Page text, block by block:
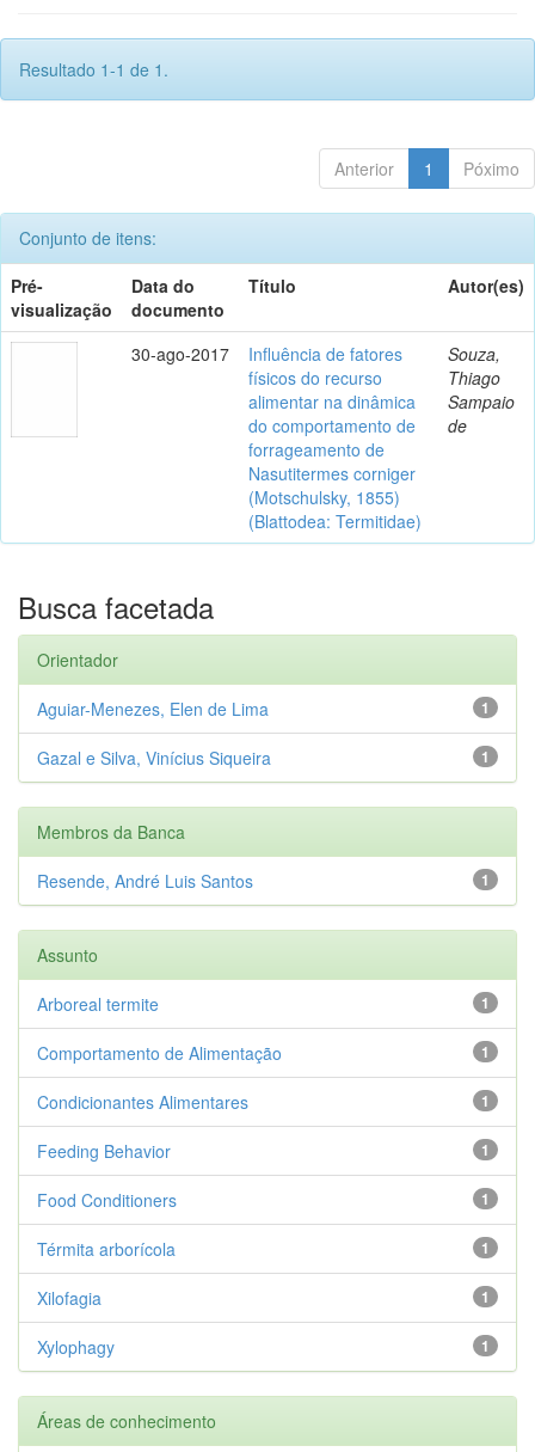
Resultado 1-1 de 1.
Anterior 1 Póximo
Conjunto de itens:
Pré-
visualização
Data do
documento
Título Autor(es)
30-ago-2017
Influência de fatores
físicos do recurso
alimentar na dinâmica
do comportamento de
forrageamento de
Nasutitermes corniger
(Motschulsky, 1855)
(Blattodea: Termitidae)
Souza,
Thiago
Sampaio
de
Busca facetada
Orientador
1
Aguiar-Menezes, Elen de Lima
1
Gazal e Silva, Vinícius Siqueira
Membros da Banca
1
Resende, André Luis Santos
Assunto
1
Arboreal termite
1
Comportamento de Alimentação
1
Condicionantes Alimentares
1
Feeding Behavior
1
Food Conditioners
1
Térmita arborícola
1
Xilofagia
1
Xylophagy
Áreas de conhecimento